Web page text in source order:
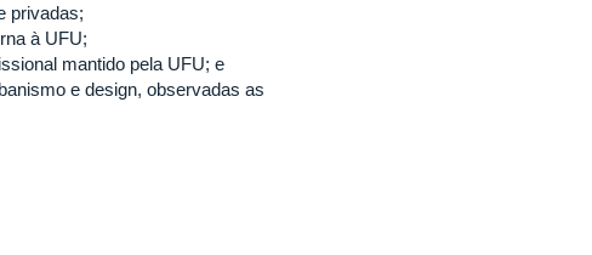
privadas;
à UFU;
mantido pela UFU; e
e design, observadas as